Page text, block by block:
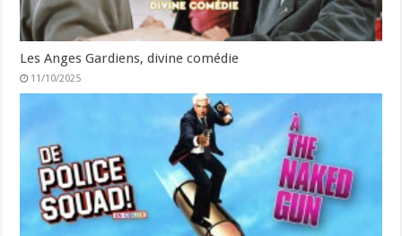
Les Anges Gardiens, divine comédie
11/10/2025